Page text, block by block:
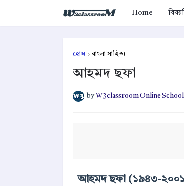
Home
হোম বাংলা সাহিত্য
আহমদ ছফা
by W3classroom Online School
আহমদ ছফা (১৯৪৩-